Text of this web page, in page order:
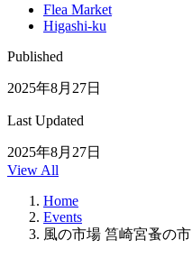
Flea Market
Higashi-ku
Published
2025年8月27日
Last Updated
2025年8月27日
View All
Home
Events
風の市場 筥崎宮蚤の市